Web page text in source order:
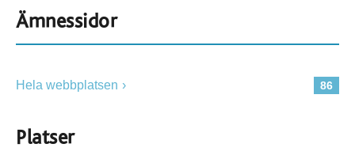
Ämnessidor
86
Hela webbplatsen
Platser